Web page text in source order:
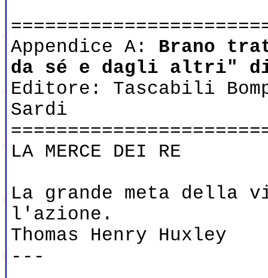
Appendice A: Brano
da sé e dagli altri" di
Editore: Tascabili
Sardi
LA MERCE DEI RE
La grande meta della
l'azione.
Thomas Henry Huxley
---